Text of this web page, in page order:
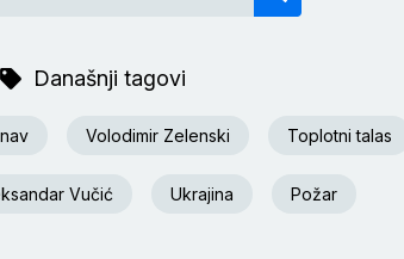
Današnji tagovi
Volodimir Zelenski Toplotni talas
Vučić Ukrajina Požar